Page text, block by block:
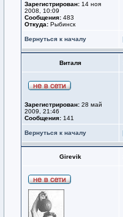
Зарегистрирован: 14 ноя
2008, 10:09
Сообщения: 483
Откуда: Рыбинск
Вернуться к началу
Виталя
Зарегистрирован: 28 май
2009, 21:46
Сообщения: 141
Вернуться к началу
Girevik